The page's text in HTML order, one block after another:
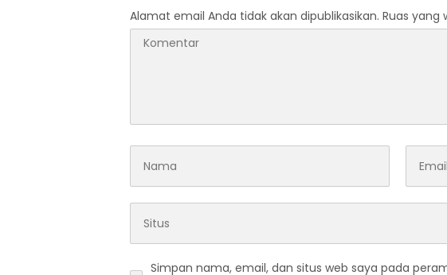
Alamat email Anda tidak akan dipublikasikan. Ruas yang
Simpan nama, email, dan situs web saya pada